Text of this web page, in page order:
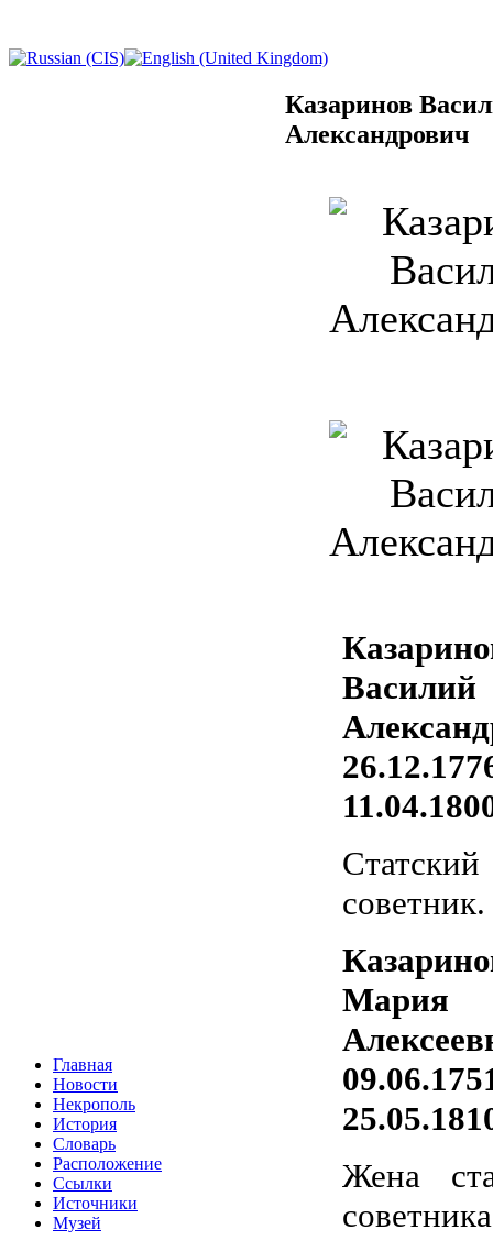
Главная
Новости
Некрополь
История
Словарь
Расположение
Ссылки
Источники
Музей
Казаринов
Александрович
Василий
Статский
советник.
Мария
Жена